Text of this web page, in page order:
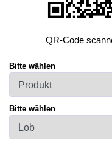
QR-Code
Bitte wählen
Bitte wählen